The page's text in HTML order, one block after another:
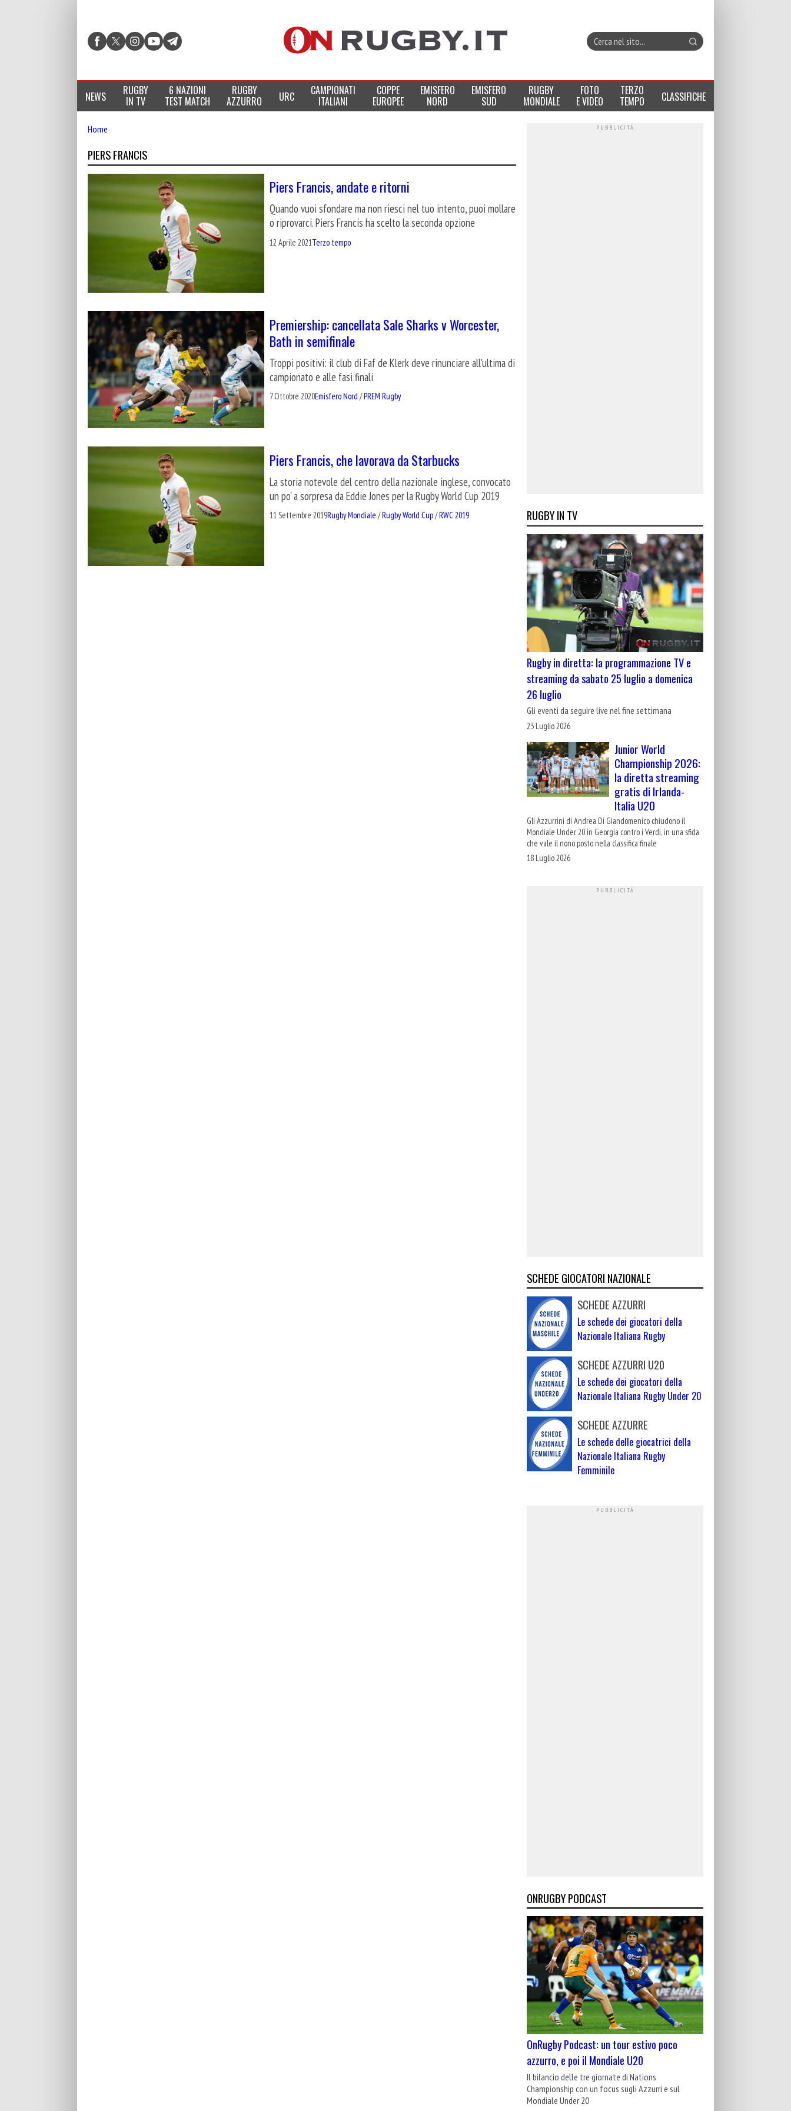
NEWS RUGBY
IN TV
6 NAZIONI
TEST MATCH
RUGBY
AZZURRO URC CAMPIONATI
ITALIANI
COPPE
EUROPEE
EMISFERO
NORD
EMISFERO
SUD
RUGBY
MONDIALE
FOTO
E VIDEO
TERZO
TEMPO CLASSIFICHE
Home
PIERS FRANCIS
Piers Francis, andate e ritorni
Quando vuoi sfondare ma non riesci nel tuo intento, puoi mollare
o riprovarci. Piers Francis ha scelto la seconda opzione
12 Aprile 2021Terzo tempo
Premiership: cancellata Sale Sharks v Worcester,
Bath in semifinale
Troppi positivi: il club di Faf de Klerk deve rinunciare all'ultima di
campionato e alle fasi finali
7 Ottobre 2020Emisfero Nord /PREM Rugby
Piers Francis, che lavorava da Starbucks
La storia notevole del centro della nazionale inglese, convocato
un po' a sorpresa da Eddie Jones per la Rugby World Cup 2019
11 Settembre 2019Rugby Mondiale /Rugby World Cup/RWC 2019 RUGBY IN TV
Rugby in diretta: la programmazione TV e
streaming da sabato 25 luglio a domenica
26 luglio
Gli eventi da seguire live nel fine settimana
23 Luglio 2026
Junior World
Championship 2026:
la diretta streaming
gratis di Irlanda-
Italia U20
Gli Azzurrini di Andrea Di Giandomenico chiudono il
Mondiale Under 20 in Georgia contro i Verdi, in una sfida
che vale il nono posto nella classifica finale
18 Luglio 2026
SCHEDE GIOCATORI NAZIONALE
SCHEDE AZZURRI
Le schede dei giocatori della
Nazionale Italiana Rugby
SCHEDE AZZURRI U20
Le schede dei giocatori della
Nazionale Italiana Rugby Under 20
SCHEDE AZZURRE
Le schede delle giocatrici della
Nazionale Italiana Rugby
Femminile
ONRUGBY PODCAST
OnRugby Podcast: un tour estivo poco
azzurro, e poi il Mondiale U20
Il bilancio delle tre giornate di Nations
Championship con un focus sugli Azzurri e sul
Mondiale Under 20